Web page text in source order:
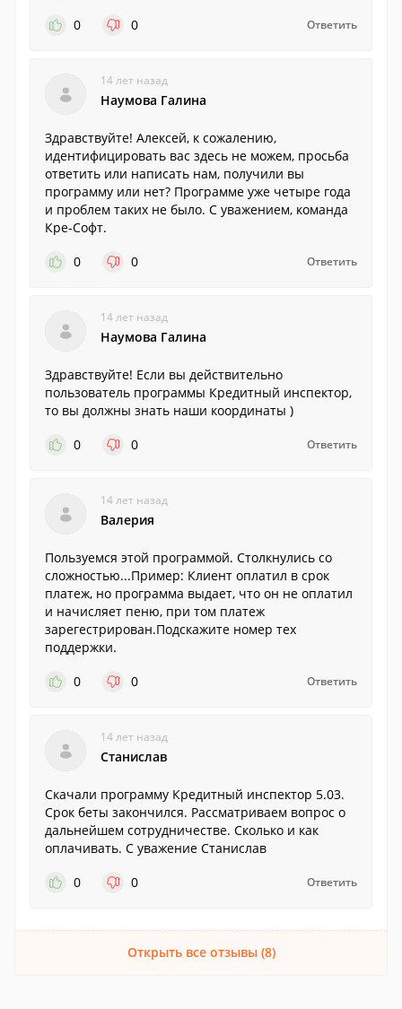
0
0 Ответить
14 лет назад
Наумова Галина
Здравствуйте! Алексей, к сожалению,
идентифицировать вас здесь не можем, просьба
ответить или написать нам, получили вы
программу или нет? Программе уже четыре года
и проблем таких не было. С уважением, команда
Кре-Софт.
0
0 Ответить
14 лет назад
Наумова Галина
Здравствуйте! Если вы действительно
пользователь программы Кредитный инспектор,
то вы должны знать наши координаты )
0
0 Ответить
14 лет назад
Валерия
Пользуемся этой программой. Столкнулись со
сложностью...Пример: Клиент оплатил в срок
платеж, но программа выдает, что он не оплатил
и начисляет пеню, при том платеж
зарегестрирован.Подскажите номер тех
поддержки.
0
0 Ответить
14 лет назад
Станислав
Скачали программу Кредитный инспектор 5.03.
Срок беты закончился. Рассматриваем вопрос о
дальнейшем сотрудничестве. Сколько и как
оплачивать. С уважение Станислав
0
0 Ответить
Открыть все отзывы (8)